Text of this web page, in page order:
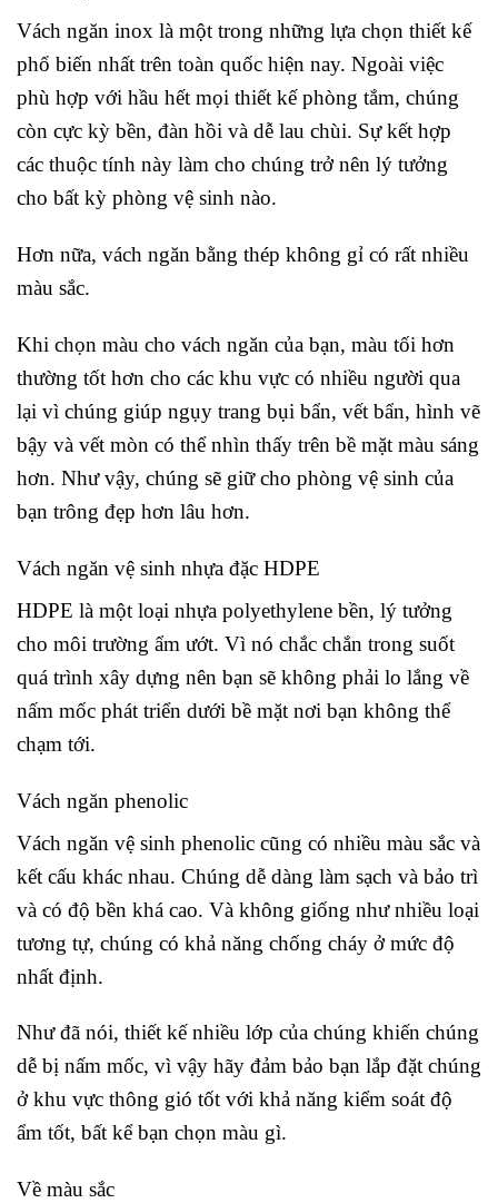
Vách ngăn inox là một trong những lựa chọn thiết kế
phổ biến nhất trên toàn quốc hiện nay. Ngoài việc
phù hợp với hầu hết mọi thiết kế phòng tắm, chúng
còn cực kỳ bền, đàn hồi và dễ lau chùi. Sự kết hợp
các thuộc tính này làm cho chúng trở nên lý tưởng
cho bất kỳ phòng vệ sinh nào.
Hơn nữa, vách ngăn bằng thép không gỉ có rất nhiều
màu sắc.
Khi chọn màu cho vách ngăn của bạn, màu tối hơn
thường tốt hơn cho các khu vực có nhiều người qua
lại vì chúng giúp ngụy trang bụi bẩn, vết bẩn, hình vẽ
bậy và vết mòn có thể nhìn thấy trên bề mặt màu sáng
hơn. Như vậy, chúng sẽ giữ cho phòng vệ sinh của
bạn trông đẹp hơn lâu hơn.
Vách ngăn vệ sinh nhựa đặc HDPE
HDPE là một loại nhựa polyethylene bền, lý tưởng
cho môi trường ẩm ướt. Vì nó chắc chắn trong suốt
quá trình xây dựng nên bạn sẽ không phải lo lắng về
nấm mốc phát triển dưới bề mặt nơi bạn không thể
chạm tới.
Vách ngăn phenolic
Vách ngăn vệ sinh phenolic cũng có nhiều màu sắc và
kết cấu khác nhau. Chúng dễ dàng làm sạch và bảo trì
và có độ bền khá cao. Và không giống như nhiều loại
tương tự, chúng có khả năng chống cháy ở mức độ
nhất định.
Như đã nói, thiết kế nhiều lớp của chúng khiến chúng
dễ bị nấm mốc, vì vậy hãy đảm bảo bạn lắp đặt chúng
ở khu vực thông gió tốt với khả năng kiểm soát độ
ẩm tốt, bất kể bạn chọn màu gì.
Về màu sắc